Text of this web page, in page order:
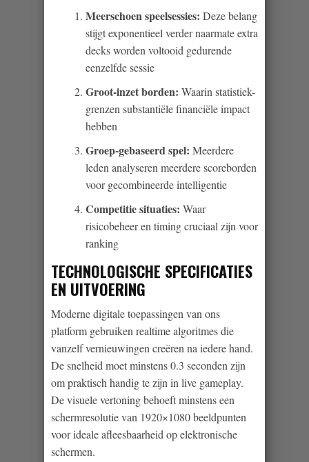
Meerschoen speelsessies: Deze belang
stijgt exponentieel verder naarmate extra
decks worden voltooid gedurende
eenzelfde sessie
Groot-inzet borden: Waarin statistiek-
grenzen substantiële financiële impact
hebben
Groep-gebaseerd spel: Meerdere
leden analyseren meerdere scoreborden
voor gecombineerde intelligentie
Competitie situaties: Waar
risicobeheer en timing cruciaal zijn voor
ranking
TECHNOLOGISCHE SPECIFICATIES
EN UITVOERING
Moderne digitale toepassingen van ons
platform gebruiken realtime algoritmes die
vanzelf vernieuwingen creëren na iedere hand.
De snelheid moet minstens 0.3 seconden zijn
om praktisch handig te zijn in live gameplay.
De visuele vertoning behoeft minstens een
schermresolutie van 1920×1080 beeldpunten
voor ideale afleesbaarheid op elektronische
schermen.